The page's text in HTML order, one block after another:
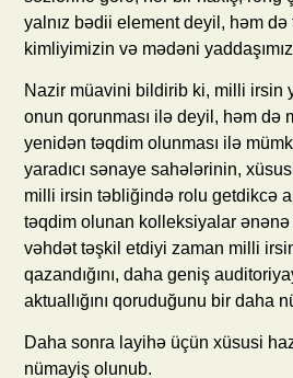
yalnız bədii element deyil, həm
kimliyimizin və mədəni
Nazir müavini bildirib ki, milli irsin
onun qorunması ilə deyil, həm də
yenidən təqdim olunması ilə
yaradıcı sənaye sahələrinin,
milli irsin təbliğində rolu getdikcə
təqdim olunan kolleksiyalar ənənə
vəhdət təşkil etdiyi zaman milli
qazandığını, daha geniş
aktuallığını qoruduğunu bir daha
Daha sonra layihə üçün xüsusi
nümayiş olunub.